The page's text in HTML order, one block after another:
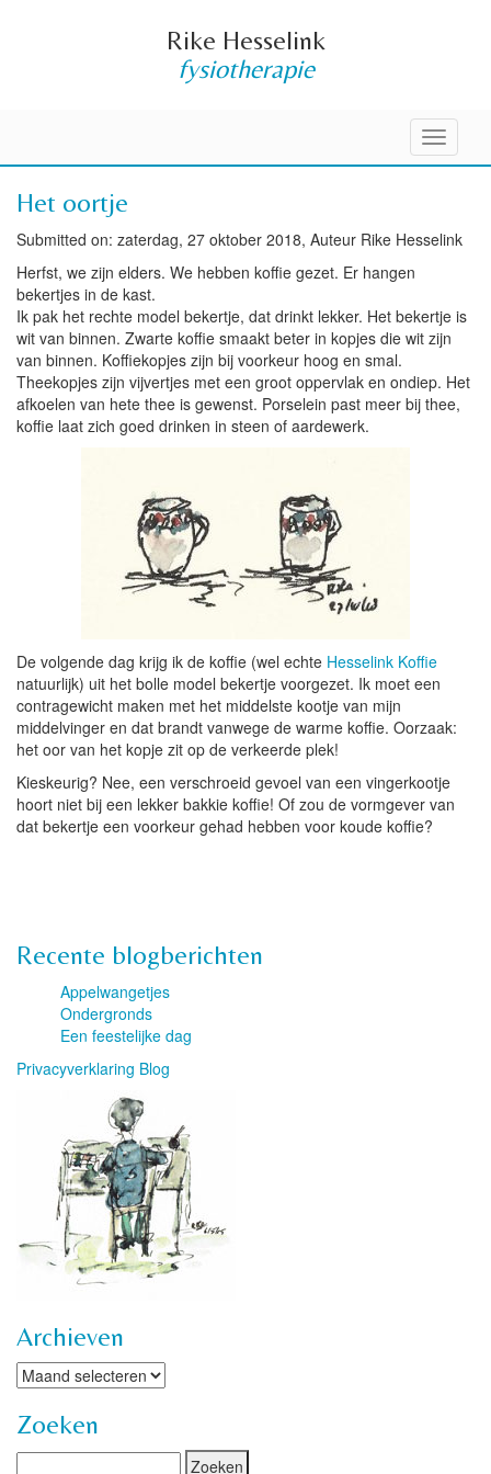
Rike Hesselink
fysiotherapie
Toggle
Het oortje
Submitted on: zaterdag, 27 oktober 2018, Auteur Rike Hesselink
Herfst, we zijn elders. We hebben koffie gezet. Er hangen
bekertjes in de kast.
Ik pak het rechte model bekertje, dat drinkt lekker. Het bekertje is
wit van binnen. Zwarte koffie smaakt beter in kopjes die wit zijn
van binnen. Koffiekopjes zijn bij voorkeur hoog en smal.
Theekopjes zijn vijvertjes met een groot oppervlak en ondiep. Het
afkoelen van hete thee is gewenst. Porselein past meer bij thee,
koffie laat zich goed drinken in steen of aardewerk.
De volgende dag krijg ik de koffie (wel echte Hesselink Koffie
natuurlijk) uit het bolle model bekertje voorgezet. Ik moet een
contragewicht maken met het middelste kootje van mijn
middelvinger en dat brandt vanwege de warme koffie. Oorzaak:
het oor van het kopje zit op de verkeerde plek!
Kieskeurig? Nee, een verschroeid gevoel van een vingerkootje
hoort niet bij een lekker bakkie koffie! Of zou de vormgever van
dat bekertje een voorkeur gehad hebben voor koude koffie?
Recente blogberichten
Appelwangetjes
Ondergronds
Een feestelijke dag
Privacyverklaring Blog
Archieven
Archieven
Zoeken